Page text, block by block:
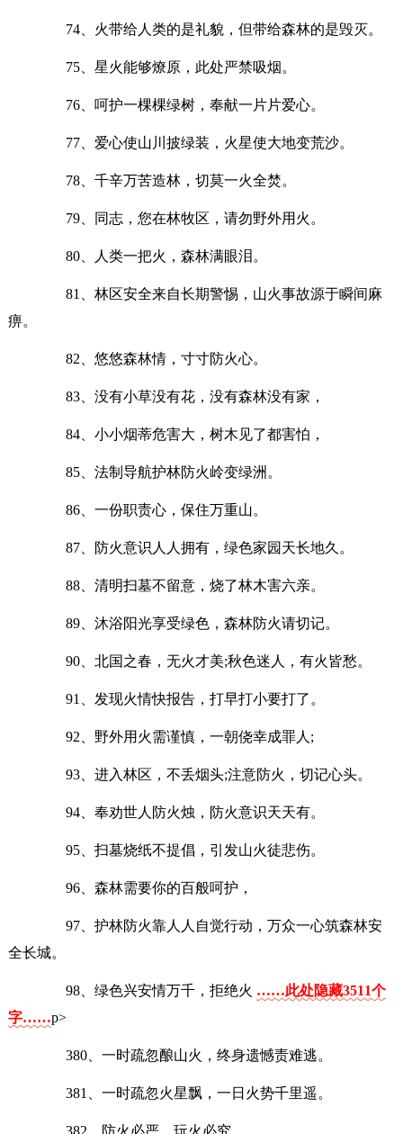
74、火带给人类的是礼貌，但带给森林的是毁灭。
75、星火能够燎原，此处严禁吸烟。
76、呵护一棵棵绿树，奉献一片片爱心。
77、爱心使山川披绿装，火星使大地变荒沙。
78、千辛万苦造林，切莫一火全焚。
79、同志，您在林牧区，请勿野外用火。
80、人类一把火，森林满眼泪。
81、林区安全来自长期警惕，山火事故源于瞬间麻
痹。
82、悠悠森林情，寸寸防火心。
83、没有小草没有花，没有森林没有家，
84、小小烟蒂危害大，树木见了都害怕，
85、法制导航护林防火岭变绿洲。
86、一份职责心，保住万重山。
87、防火意识人人拥有，绿色家园天长地久。
88、清明扫墓不留意，烧了林木害六亲。
89、沐浴阳光享受绿色，森林防火请切记。
90、北国之春，无火才美;秋色迷人，有火皆愁。
91、发现火情快报告，打早打小要打了。
92、野外用火需谨慎，一朝侥幸成罪人;
93、进入林区，不丢烟头;注意防火，切记心头。
94、奉劝世人防火烛，防火意识天天有。
95、扫墓烧纸不提倡，引发山火徒悲伤。
96、森林需要你的百般呵护，
97、护林防火靠人人自觉行动，万众一心筑森林安
全长城。
98、绿色兴安情万千，拒绝火 ……此处隐藏3511个
字……p>
380、一时疏忽酿山火，终身遗憾责难逃。
381、一时疏忽火星飘，一日火势千里遥。
382、防火必严，玩火必究。